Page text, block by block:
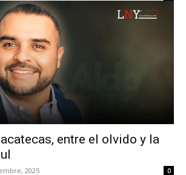
entre el olvido y la
2025 0